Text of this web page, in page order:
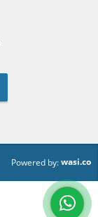
Powered by:wasi.co